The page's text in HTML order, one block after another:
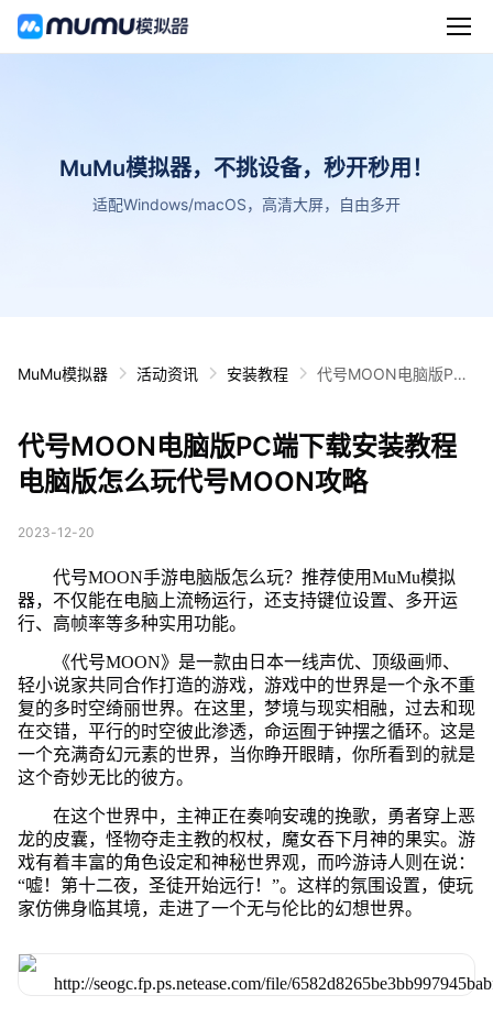
MuMu模拟器，不挑设备，秒开秒用！
适配Windows/macOS，高清大屏，自由多开
MuMu模拟器 活动资讯 安装教程
代号MOON电脑版PC
代号MOON电脑版PC端下载安装教程
电脑版怎么玩代号MOON攻略
2023-12-20
代号MOON手游电脑版怎么玩？推荐使用MuMu模拟
器，不仅能在电脑上流畅运行，还支持键位设置、多开运
行、高帧率等多种实用功能。
《代号MOON》是一款由日本一线声优、顶级画师、
轻小说家共同合作打造的游戏，游戏中的世界是一个永不重
复的多时空绮丽世界。在这里，梦境与现实相融，过去和现
在交错，平行的时空彼此渗透，命运囿于钟摆之循环。这是
一个充满奇幻元素的世界，当你睁开眼睛，你所看到的就是
这个奇妙无比的彼方。
在这个世界中，主神正在奏响安魂的挽歌，勇者穿上恶
龙的皮囊，怪物夺走主教的权杖，魔女吞下月神的果实。游
戏有着丰富的角色设定和神秘世界观，而吟游诗人则在说：
“嘘！第十二夜，圣徒开始远行！”。这样的氛围设置，使玩
家仿佛身临其境，走进了一个无与伦比的幻想世界。